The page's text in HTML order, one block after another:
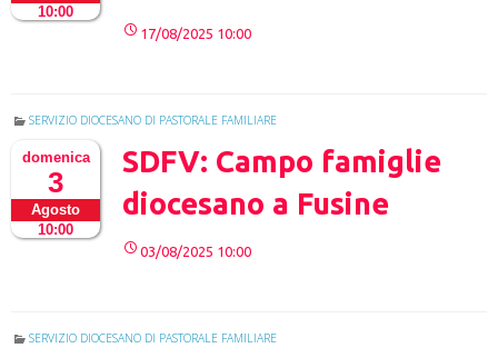
10:00
17/08/2025 10:00
SERVIZIO DIOCESANO DI PASTORALE FAMILIARE
domenica
3
Agosto
10:00
SDFV: Campo famiglie
diocesano a Fusine
03/08/2025 10:00
SERVIZIO DIOCESANO DI PASTORALE FAMILIARE